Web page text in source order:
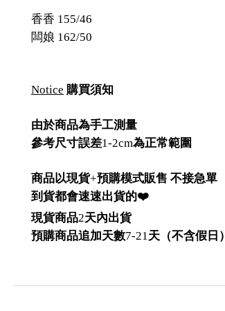
香香 155/46
闆娘 162/50
Notice 購買須知
由於商品為手工測量
參考尺寸誤差1-2cm為正常範圍
商品以現貨+預購模式販售 不接急單
到貨都會速速出貨的❤️
現貨商品2天內出貨
預購商品追加天數7-21天（不含假日）